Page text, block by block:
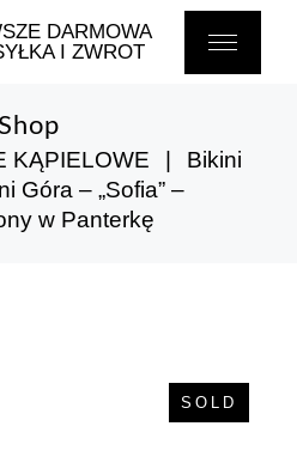
DARMOWA
I ZWROT
Shop
KĄPIELOWE
Bikini
Góra – „Sofia” –
w Panterkę
SOLD